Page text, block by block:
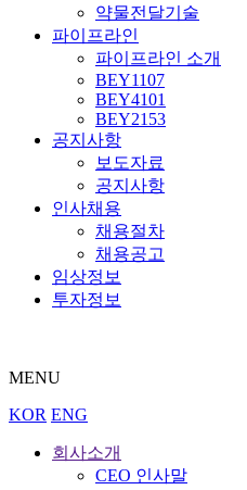
약물전달기술
파이프라인
파이프라인 소개
BEY1107
BEY4101
BEY2153
공지사항
보도자료
공지사항
인사채용
채용절차
채용공고
임상정보
투자정보
MENU
KOR ENG
회사소개
CEO 인사말